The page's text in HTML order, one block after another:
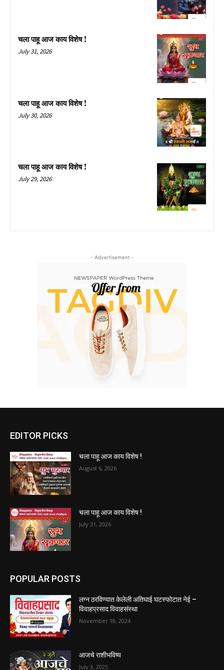
चला पाहू आज काय विशेष !
July 31, 2026
चला पाहू आज काय विशेष !
July 30, 2026
चला पाहू आज काय विशेष !
July 29, 2026
- Advertisement -
EDITOR PICKS
चला पाहू आज काय विशेष !
August 6, 2026
चला पाहू आज काय विशेष !
July 31, 2026
POPULAR POSTS
लग्न ठरविण्यात केलेली अतिघाई घटस्फोटात नेई –
विवाहप्रसाद विवाहसंस्था
November 18, 2024
आजचे राशीभविष्य
July 3, 2025